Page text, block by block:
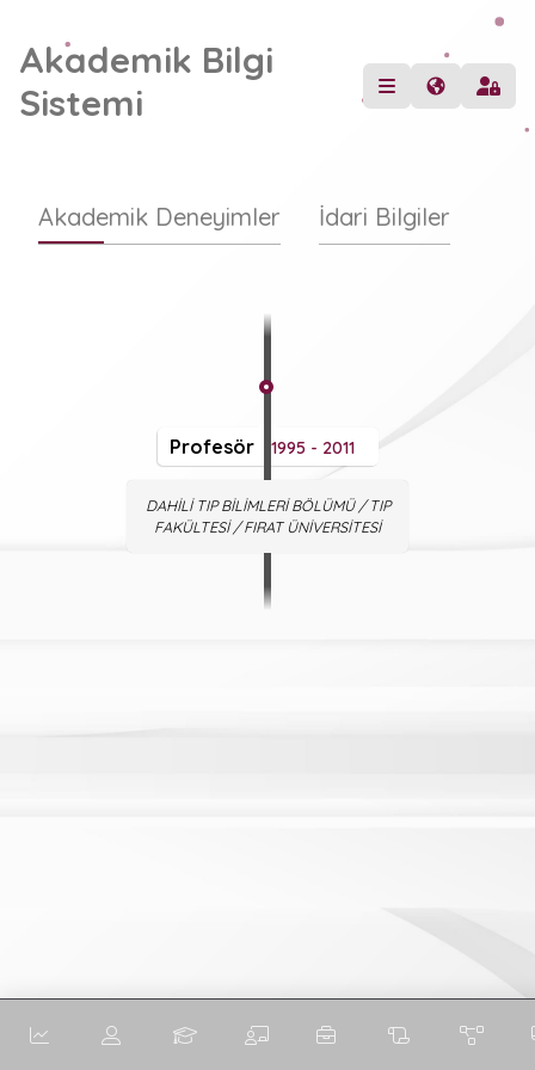
Akademik Bilgi
Sistemi
Akademik Deneyimler İdari Bilgiler
Profesör 1995 - 2011
DAHİLİ TIP BİLİMLERİ BÖLÜMÜ / TIP
FAKÜLTESİ / FIRAT ÜNİVERSİTESİ